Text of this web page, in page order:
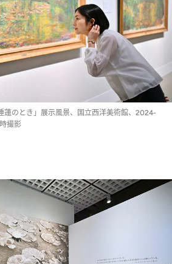
のとき」展示風景、国立西洋美術館、2024-
撮影